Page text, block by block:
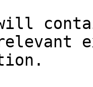
will